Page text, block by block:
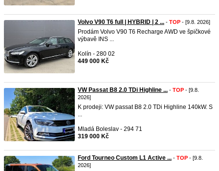
Volvo V90 T6 full | HYBRID | 2 ... - TOP - [9.8. 2026]
Prodám Volvo V90 T6 Recharge AWD ve špičkové
výbavě INS ...
Kolín - 280 02
449 000 Kč
VW Passat B8 2.0 TDi Highline ... - TOP - [9.8.
2026]
K prodeji: VW passat B8 2.0 TDi Highline 140kW. S
...
Mladá Boleslav - 294 71
319 000 Kč
Ford Tourneo Custom L1 Active ... - TOP - [9.8.
2026]